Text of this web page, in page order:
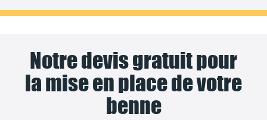
Notre devis gratuit pour
la mise en place de votre
benne